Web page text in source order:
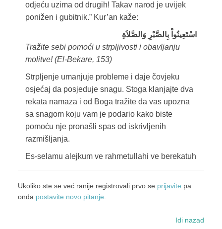
odjeću uzima od drugih! Takav narod je uvijek
ponižen i gubitnik.” Kur’an kaže:
اسْتَعِينُواْ بِالصَّبْرِ وَالصَّلاَةِ
Tražite sebi pomoći u strpljivosti i obavljanju
molitve! (El-Bekare, 153)
Strpljenje umanjuje probleme i daje čovjeku
osjećaj da posjeduje snagu. Stoga klanjajte dva
rekata namaza i od Boga tražite da vas upozna
sa snagom koju vam je podario kako biste
pomoću nje pronašli spas od iskrivljenih
razmišljanja.
Es-selamu alejkum ve rahmetullahi ve berekatuh
Ukoliko ste se već ranije registrovali prvo se prijavite pa
onda postavite novo pitanje.
Idi nazad